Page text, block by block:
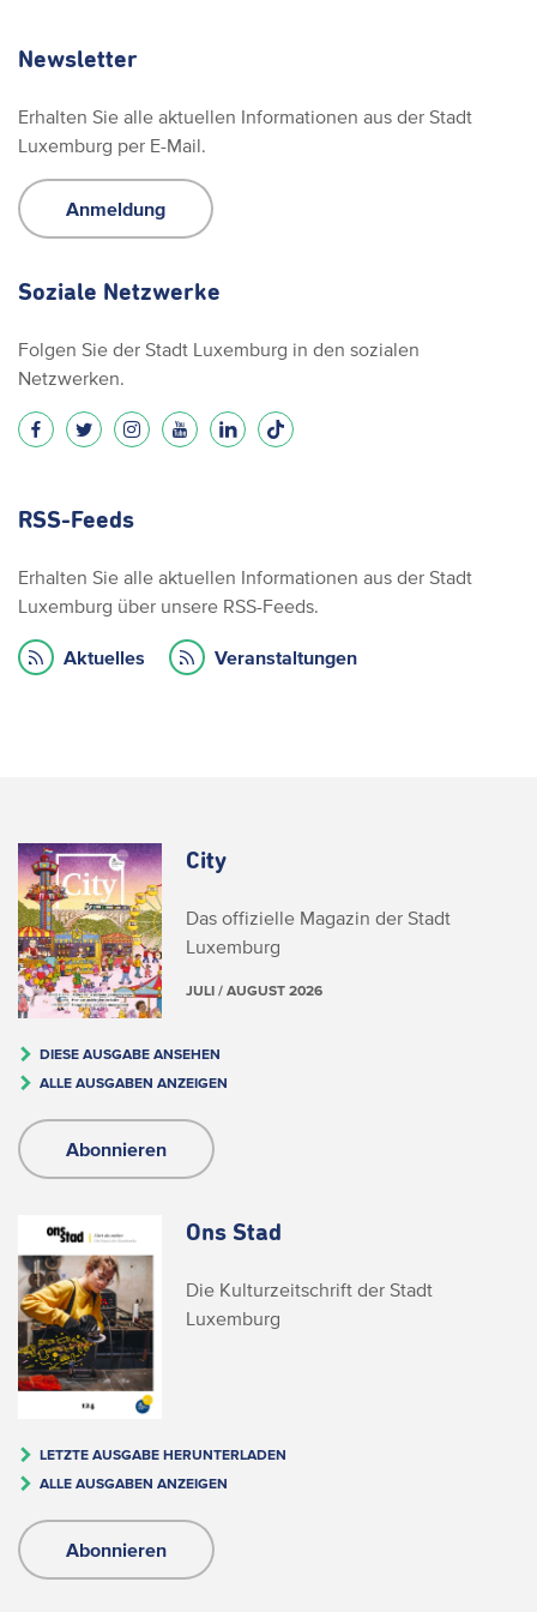
Newsletter
Erhalten Sie alle aktuellen Informationen aus der Stadt
Luxemburg per E-Mail.
Anmeldung
Soziale Netzwerke
Folgen Sie der Stadt Luxemburg in den sozialen
Netzwerken.
RSS-Feeds
Erhalten Sie alle aktuellen Informationen aus der Stadt
Luxemburg über unsere RSS-Feeds.
Aktuelles Veranstaltungen
City
Das offizielle Magazin der Stadt
Luxemburg
JULI / AUGUST 2026
DIESE AUSGABE ANSEHEN
ALLE AUSGABEN ANZEIGEN
Abonnieren
Ons Stad
Die Kulturzeitschrift der Stadt
Luxemburg
LETZTE AUSGABE HERUNTERLADEN
ALLE AUSGABEN ANZEIGEN
Abonnieren